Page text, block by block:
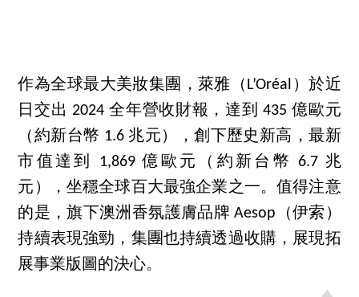
作為全球最大美妝集團，萊雅（L’Oréal）於近
日交出 2024 全年營收財報，達到 435 億歐元
（約新台幣 1.6 兆元），創下歷史新高，最新
市值達到 1,869 億歐元（約新台幣 6.7 兆
元），坐穩全球百大最強企業之一。值得注意
的是，旗下澳洲香氛護膚品牌 Aesop（伊索）
持續表現強勁，集團也持續透過收購，展現拓
展事業版圖的決心。